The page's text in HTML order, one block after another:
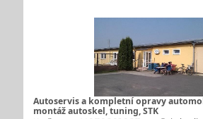
Autoservis a kompletní opravy
montáž autoskel, tuning, STK